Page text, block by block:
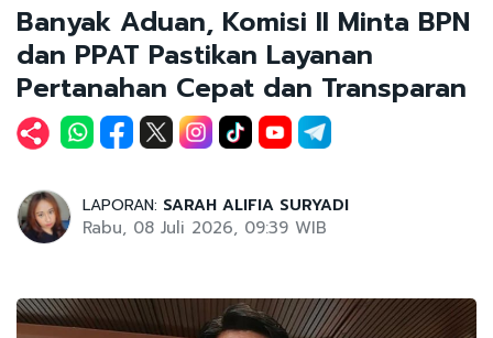
Banyak Aduan, Komisi II Minta BPN
dan PPAT Pastikan Layanan
Pertanahan Cepat dan Transparan
LAPORAN: SARAH ALIFIA SURYADI
Rabu, 08 Juli 2026, 09:39 WIB